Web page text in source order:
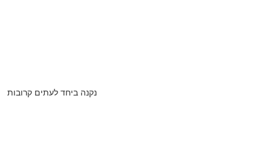
נקנה ביחד לעתים קרובות